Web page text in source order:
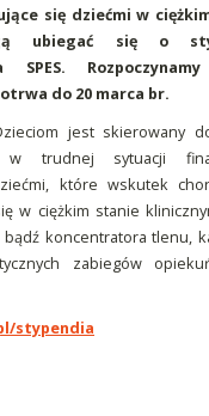
się dziećmi w
ubiegać się o
SPES.
do 20 marca br.
jest skierowany
w trudnej sytuacji
które wskutek
w ciężkim stanie
koncentratora tlenu,
zabiegów
stypendia